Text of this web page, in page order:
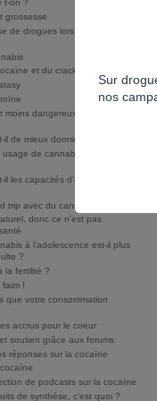
t-on ?
grossesse
de drogues lors de rapports
et du crack/free base
moins dangereux que fumer
de mieux dormir ?
de cannabis et
les capacités d'apprentissage
trip avec du cannabis ?
donc ce n'est pas
à l’adolescence est-il plus
?
la fertilité ?
!
que votre consommation
accrus pour le coeur
soutien grâce aux forums
réponses sur la cocaïne
de podcasts sur la cocaïne
de synthèse, c’est quoi ?
Sur
nos